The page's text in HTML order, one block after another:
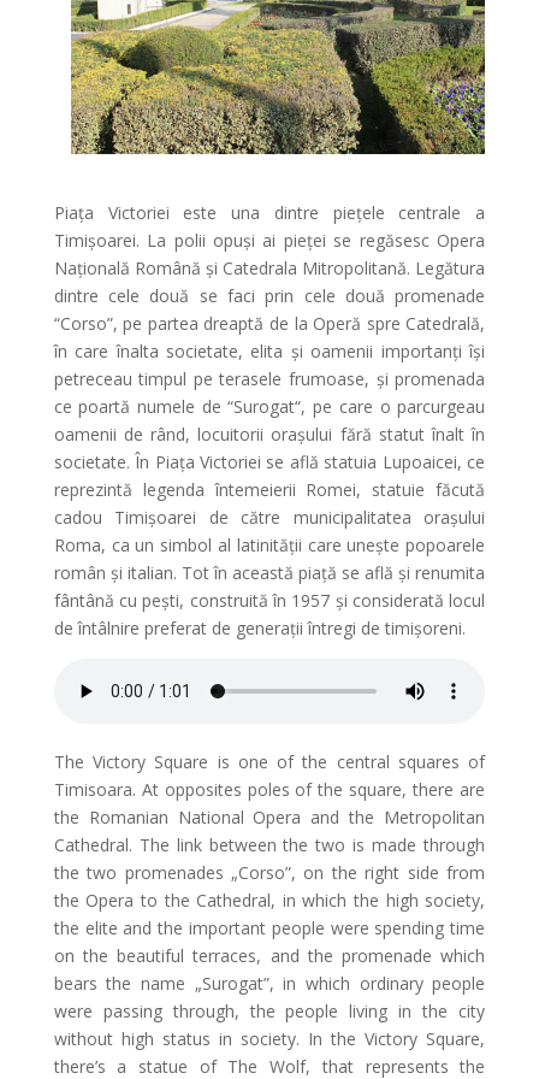
Piața Victoriei este una dintre piețele centrale a
Timișoarei. La polii opuși ai pieței se regăsesc Opera
Națională Română și Catedrala Mitropolitană. Legătura
dintre cele două se faci prin cele două promenade
“Corso”, pe partea dreaptă de la Operă spre Catedrală,
în care înalta societate, elita și oamenii importanți își
petreceau timpul pe terasele frumoase, și promenada
ce poartă numele de “Surogat“, pe care o parcurgeau
oamenii de rând, locuitorii orașului fără statut înalt în
societate. În Piața Victoriei se află statuia Lupoaicei, ce
reprezintă legenda întemeierii Romei, statuie făcută
cadou Timișoarei de către municipalitatea orașului
Roma, ca un simbol al latinității care unește popoarele
român și italian. Tot în această piață se află și renumita
fântână cu pești, construită în 1957 și considerată locul
de întâlnire preferat de generații întregi de timișoreni.
The Victory Square is one of the central squares of
Timisoara. At opposites poles of the square, there are
the Romanian National Opera and the Metropolitan
Cathedral. The link between the two is made through
the two promenades „Corso”, on the right side from
the Opera to the Cathedral, in which the high society,
the elite and the important people were spending time
on the beautiful terraces, and the promenade which
bears the name „Surogat”, in which ordinary people
were passing through, the people living in the city
without high status in society. In the Victory Square,
there’s a statue of The Wolf, that represents the